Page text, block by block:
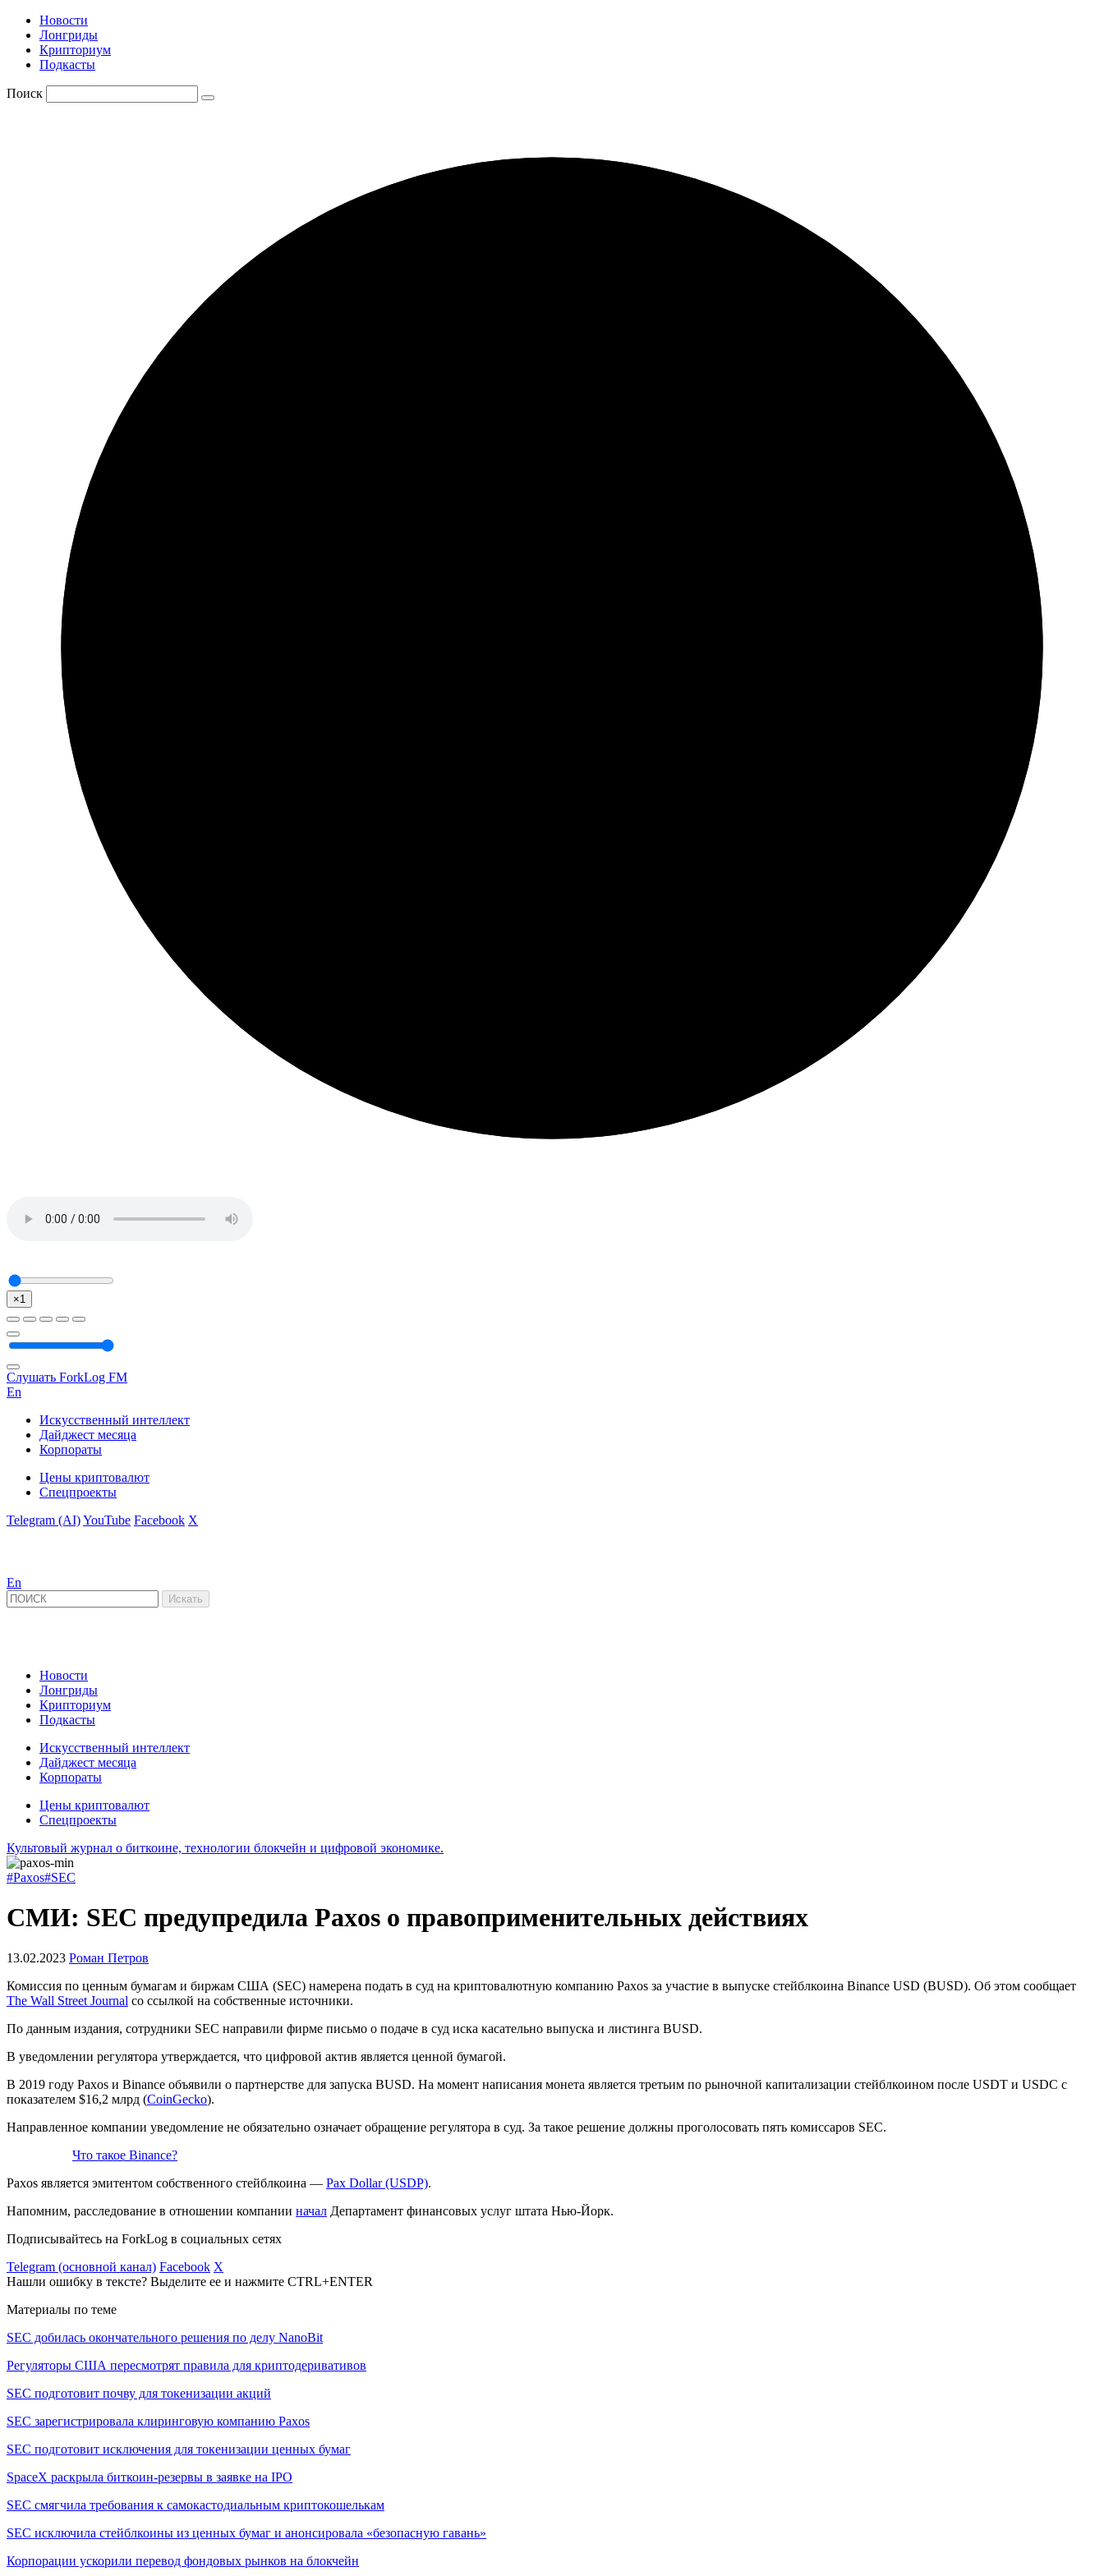
Новости
Лонгриды
Крипториум
Подкасты
Поиск
×1
Слушать ForkLog FM
En
Искусственный интеллект
Дайджест месяца
Корпораты
Цены криптовалют
Спецпроекты
Telegram (AI)YouTube Facebook X
En
Новости
Лонгриды
Крипториум
Подкасты
Искусственный интеллект
Дайджест месяца
Корпораты
Цены криптовалют
Спецпроекты
Культовый журнал о биткоине, технологии блокчейн и цифровой экономике.
#Paxos#SEC
СМИ: SEC предупредила Paxos о правоприменительных действиях
13.02.2023 Роман Петров
Комиссия по ценным бумагам и биржам США (SEC) намерена подать в суд на криптовалютную компанию Paxos за участие в выпуске стейблкоина Binance USD (BUSD). Об этом сообщает
The Wall Street Journal со ссылкой на собственные источники.
По данным издания, сотрудники SEC направили фирме письмо о подаче в суд иска касательно выпуска и листинга BUSD.
В уведомлении регулятора утверждается, что цифровой актив является ценной бумагой.
В 2019 году Paxos и Binance объявили о партнерстве для запуска BUSD. На момент написания монета является третьим по рыночной капитализации стейблкоином после USDT и USDC с
показателем $16,2 млрд (CoinGecko).
Направленное компании уведомление не обязательно означает обращение регулятора в суд. За такое решение должны проголосовать пять комиссаров SEC.
Что такое Binance?
Paxos является эмитентом собственного стейблкоина — Pax Dollar (USDP).
Напомним, расследование в отношении компании начал Департамент финансовых услуг штата Нью-Йорк.
Подписывайтесь на ForkLog в социальных сетях
Telegram (основной канал) Facebook X
Нашли ошибку в тексте? Выделите ее и нажмите CTRL+ENTER
Материалы по теме
SEC добилась окончательного решения по делу NanoBit
Регуляторы США пересмотрят правила для криптодеривативов
SEC подготовит почву для токенизации акций
SEC зарегистрировала клиринговую компанию Paxos
SEC подготовит исключения для токенизации ценных бумаг
SpaceX раскрыла биткоин-резервы в заявке на IPO
SEC смягчила требования к самокастодиальным криптокошелькам
SEC исключила стейблкоины из ценных бумаг и анонсировала «безопасную гавань»
Корпорации ускорили перевод фондовых рынков на блокчейн